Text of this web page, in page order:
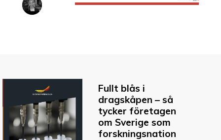
Fullt blås i
dragskåpen – så
tycker företagen
om Sverige som
forskningsnation